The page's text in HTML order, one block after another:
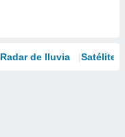
Radar de lluvia Satélites